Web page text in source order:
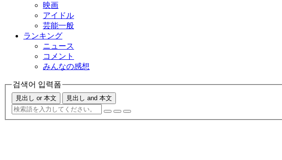
映画
アイドル
芸能一般
ランキング
ニュース
コメント
みんなの感想
검색어 입력폼
見出し or 本文 見出し and 本文